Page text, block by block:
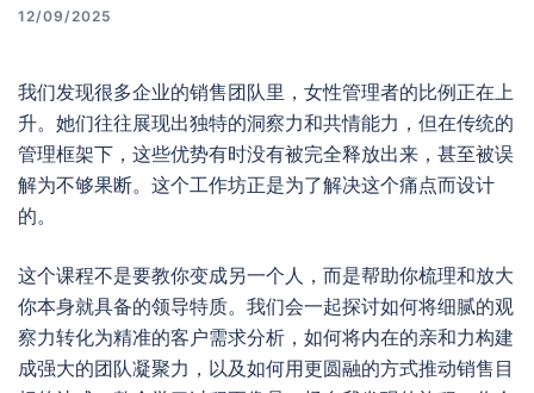
12/09/2025
我们发现很多企业的销售团队里，女性管理者的比例正在上
升。她们往往展现出独特的洞察力和共情能力，但在传统的
管理框架下，这些优势有时没有被完全释放出来，甚至被误
解为不够果断。这个工作坊正是为了解决这个痛点而设计
的。
这个课程不是要教你变成另一个人，而是帮助你梳理和放大
你本身就具备的领导特质。我们会一起探讨如何将细腻的观
察力转化为精准的客户需求分析，如何将内在的亲和力构建
成强大的团队凝聚力，以及如何用更圆融的方式推动销售目